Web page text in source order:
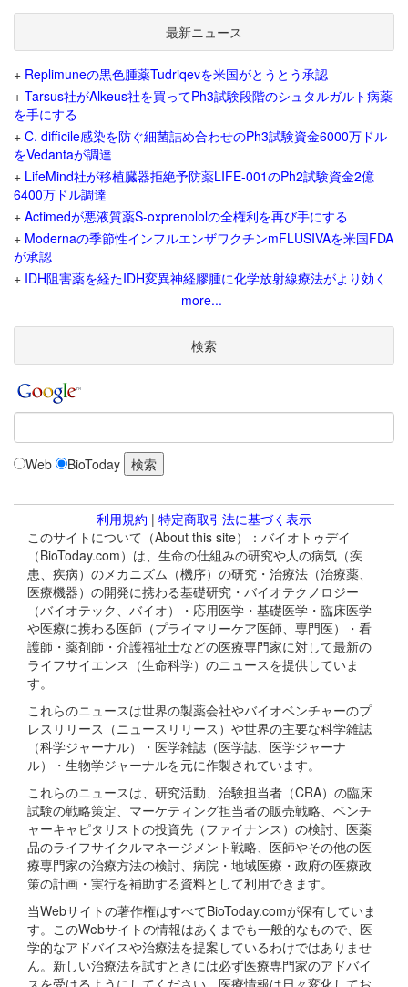
最新ニュース
+ Replimuneの黒色腫薬Tudriqevを米国がとうとう承認
+ Tarsus社がAlkeus社を買ってPh3試験段階のシュタルガルト病薬
を手にする
+ C. difficile感染を防ぐ細菌詰め合わせのPh3試験資金6000万ドル
をVedantaが調達
+ LifeMind社が移植臓器拒絶予防薬LIFE-001のPh2試験資金2億
6400万ドル調達
+ Actimedが悪液質薬S-oxprenololの全権利を再び手にする
+ Modernaの季節性インフルエンザワクチンmFLUSIVAを米国FDA
が承認
+ IDH阻害薬を経たIDH変異神経膠腫に化学放射線療法がより効く
more...
検索
Web BioToday
利用規約 | 特定商取引法に基づく表示
このサイトについて（About this site）：バイオトゥデイ
（BioToday.com）は、生命の仕組みの研究や人の病気（疾
患、疾病）のメカニズム（機序）の研究・治療法（治療薬、
医療機器）の開発に携わる基礎研究・バイオテクノロジー
（バイオテック、バイオ）・応用医学・基礎医学・臨床医学
や医療に携わる医師（プライマリーケア医師、専門医）・看
護師・薬剤師・介護福祉士などの医療専門家に対して最新の
ライフサイエンス（生命科学）のニュースを提供していま
す。
これらのニュースは世界の製薬会社やバイオベンチャーのプ
レスリリース（ニュースリリース）や世界の主要な科学雑誌
（科学ジャーナル）・医学雑誌（医学誌、医学ジャーナ
ル）・生物学ジャーナルを元に作製されています。
これらのニュースは、研究活動、治験担当者（CRA）の臨床
試験の戦略策定、マーケティング担当者の販売戦略、ベンチ
ャーキャピタリストの投資先（ファイナンス）の検討、医薬
品のライフサイクルマネージメント戦略、医師やその他の医
療専門家の治療方法の検討、病院・地域医療・政府の医療政
策の計画・実行を補助する資料として利用できます。
当Webサイトの著作権はすべてBioToday.comが保有していま
す。このWebサイトの情報はあくまでも一般的なもので、医
学的なアドバイスや治療法を提案しているわけではありませ
ん。新しい治療法を試すときには必ず医療専門家のアドバイ